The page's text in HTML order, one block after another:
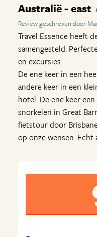
Australië - east
Review geschreven door
Travel Essence heeft
samengesteld.
en excursies.
De ene keer in een
andere keer in een
hotel. De ene keer
snorkelen in Great
fietstour door
op onze wensen. Echt